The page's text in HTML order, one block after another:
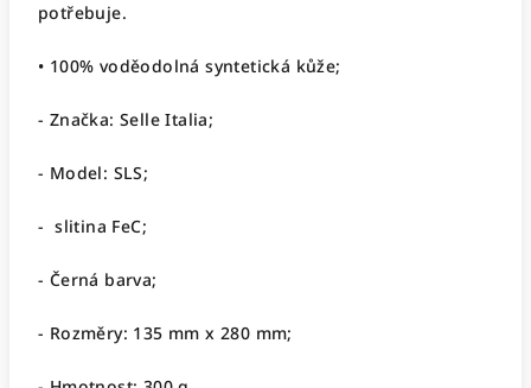
potřebuje.
• 100% voděodolná syntetická kůže;
- Značka: Selle Italia;
- Model: SLS;
- slitina FeC;
- Černá barva;
- Rozměry: 135 mm x 280 mm;